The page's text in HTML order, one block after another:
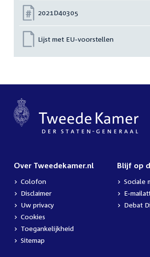
Nummer:
2021D40305
Lijst met EU-voorstellen
Over Tweedekamer.nl
Colofon
Disclaimer
Uw privacy
Cookies
Toegankelijkheid
Sitemap
Blijf op
Sociale
E-
Debat